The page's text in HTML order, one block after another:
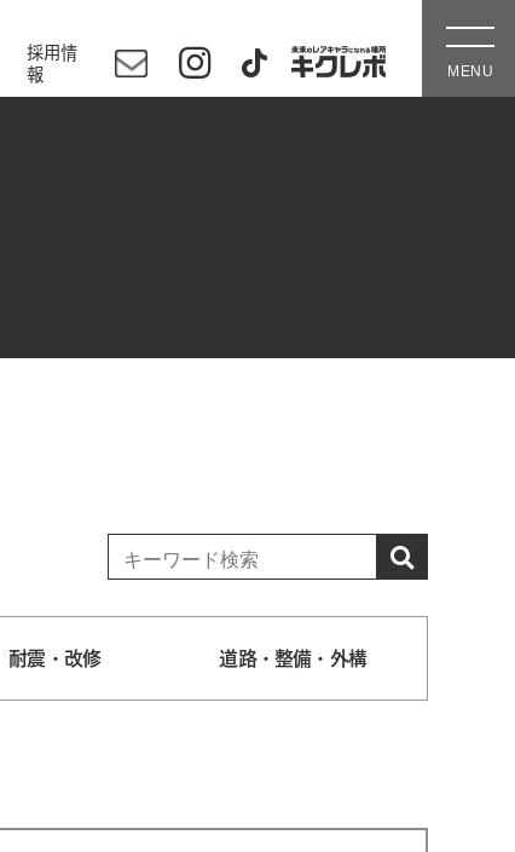
採用情
報
耐震・改修 道路・整備・外構